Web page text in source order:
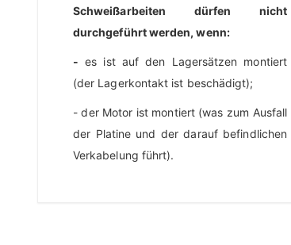
Schweißarbeiten dürfen nicht
durchgeführt werden, wenn:
- es ist auf den Lagersätzen montiert
(der Lagerkontakt ist beschädigt);
- der Motor ist montiert (was zum Ausfall
der Platine und der darauf befindlichen
Verkabelung führt).